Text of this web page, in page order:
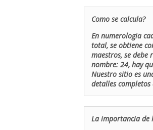
Como se calcula?
En numerologia
total, se obtiene
maestros, se debe
nombre: 24, hay
Nuestro sitio es
detalles
La importancia de